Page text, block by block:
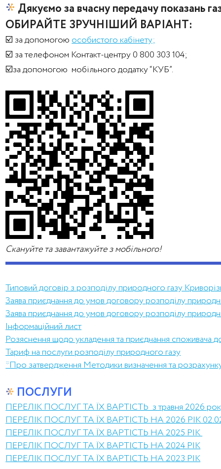
Дякуємо за вчасну передачу показань
ОБИРАЙТЕ ЗРУЧНІШИЙ ВАРІАНТ:
☑️ за допомогоюособистого кабінету;
☑️ за телефоном Контакт-центру 0 800 303 104;
☑️за допомогою мобільного додатку “КУБ”.
Скануйте та завантажуйте з мобільного!
Типовий договір з розподілу природного газу
Заява приєднання до умов договору розподілу
Заява приєднання до умов договору розподілу
Інформаційний лист
Розяснення щодо укладення та приєднання споживача
Тариф на послуги розподілу природного газу
*Про затвердження Методики визначення та
ПОСЛУГИ
ПЕРЕЛІК ПОСЛУГ ТА ЇХ ВАРТІСТЬ з травня 2026
ПЕРЕЛІК ПОСЛУГ ТА ЇХ ВАРТІСТЬ НА 2026 РІК
ПЕРЕЛІК ПОСЛУГ ТА ЇХ ВАРТІСТЬ НА 2025 РІК
ПЕРЕЛІК ПОСЛУГ ТА ЇХ ВАРТІСТЬ НА 2024 РІК
ПЕРЕЛІК ПОСЛУГ ТА ЇХ ВАРТІСТЬ НА 2023 РІК